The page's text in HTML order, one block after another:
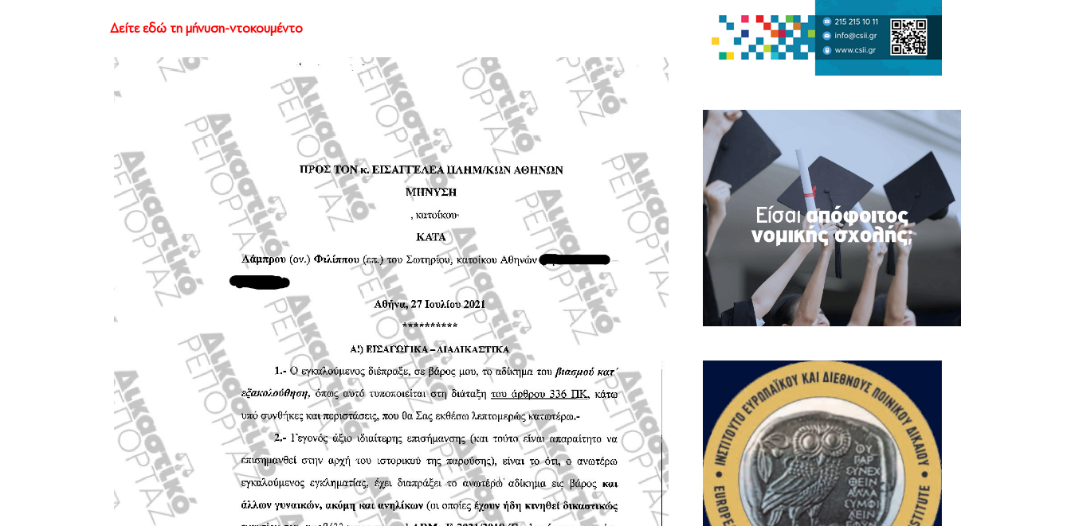
Δείτε εδώ τη μήνυση-ντοκουμέντο